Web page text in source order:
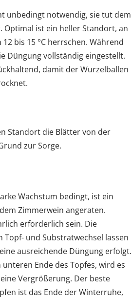
unbedingt notwendig, sie tut dem
Optimal ist ein heller Standort, an
bis 15 °C herrschen. Während
Düngung vollständig eingestellt.
damit der Wurzelballen
Standort die Blätter von der
zur Sorge.
Wachstum bedingt, ist ein
Zimmerwein angeraten.
erforderlich sein. Die
Topf- und Substratwechsel lassen
ausreichende Düngung erfolgt.
Ende des Topfes, wird es
Vergrößerung. Der beste
ist das Ende der Winterruhe,